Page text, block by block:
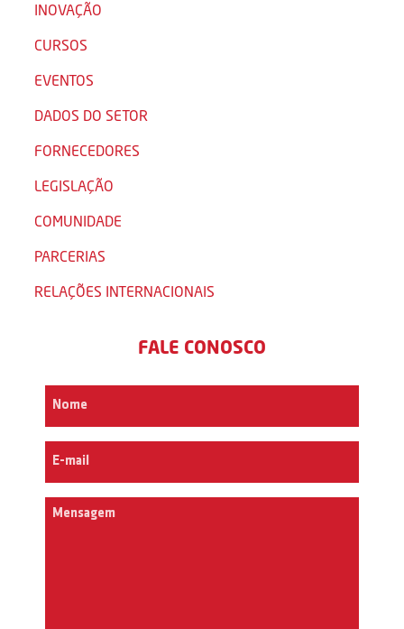
INOVAÇÃO
CURSOS
EVENTOS
DADOS DO SETOR
FORNECEDORES
LEGISLAÇÃO
COMUNIDADE
PARCERIAS
RELAÇÕES INTERNACIONAIS
FALE CONOSCO